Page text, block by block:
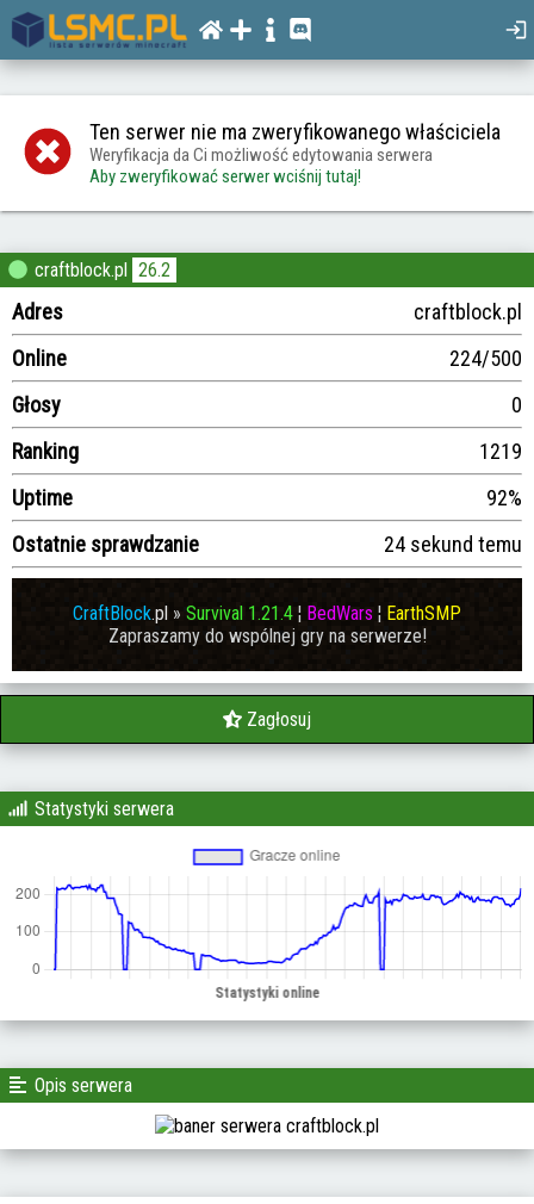
Ten serwer nie ma zweryfikowanego właściciela
Weryfikacja da Ci możliwość edytowania serwera
Aby zweryfikować serwer wciśnij tutaj!
craftblock.pl 26.2
Adres
craftblock.pl
Online
224/500
Głosy
0
Ranking
1219
Uptime
92%
Ostatnie sprawdzanie
24 sekund temu
CraftBlock.pl » Survival 1.21.4 ¦ BedWars ¦ EarthSMP
Zapraszamy do wspólnej gry na serwerze!
Zagłosuj
Statystyki serwera
Opis serwera